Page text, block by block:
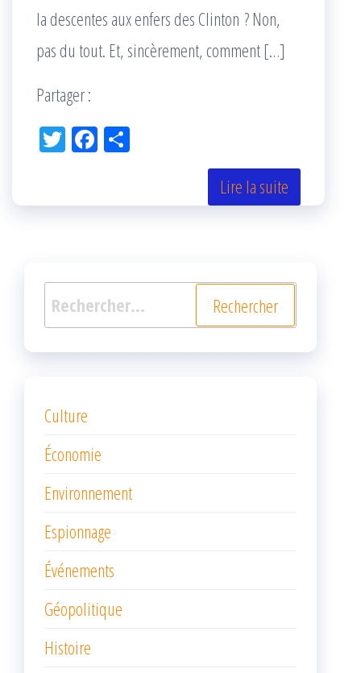
la descentes aux enfers des Clinton ? Non,
pas du tout. Et, sincèrement, comment […]
Partager :
Tw Fac
k r
Lire la suite
Rechercher :
Culture
Économie
Environnement
Espionnage
Événements
Géopolitique
Histoire